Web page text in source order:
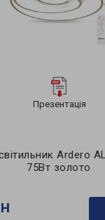
Презентація
Ardero
75Вт золото